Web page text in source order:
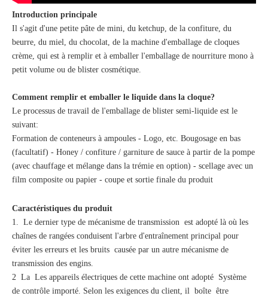
Introduction principale
Il s'agit d'une petite pâte de mini, du ketchup, de la confiture, du
beurre, du miel, du chocolat, de la machine d'emballage de cloques
crème, qui est à remplir et à emballer l'emballage de nourriture mono à
petit volume ou de blister cosmétique.
Comment remplir et emballer le liquide dans la cloque?
Le processus de travail de l'emballage de blister semi-liquide est le
suivant:
Formation de conteneurs à ampoules - Logo, etc. Bougosage en bas
(facultatif) - Honey / confiture / garniture de sauce à partir de la pompe
(avec chauffage et mélange dans la trémie en option) - scellage avec un
film composite ou papier - coupe et sortie finale du produit
Caractéristiques du produit
1. Le dernier type de mécanisme de transmission est adopté là où les
chaînes de rangées conduisent l'arbre d'entraînement principal pour
éviter les erreurs et les bruits causée par un autre mécanisme de
transmission des engins.
2 La Les appareils électriques de cette machine ont adopté Système
de contrôle importé. Selon les exigences du client, il boîte être